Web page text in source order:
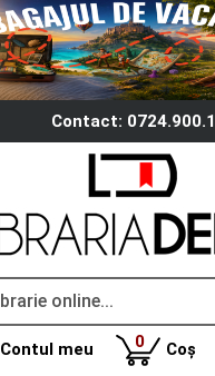
Contact:
Contul meu 0produse
Coș